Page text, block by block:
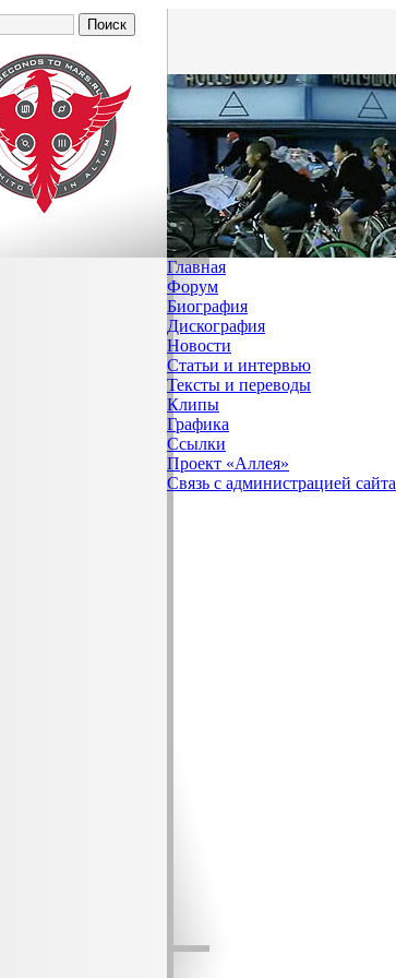
Главная
Форум
Биография
Дискография
Новости
Статьи и интервью
Тексты и переводы
Клипы
Графика
Ссылки
Проект «Аллея»
Связь с администрацией сайта